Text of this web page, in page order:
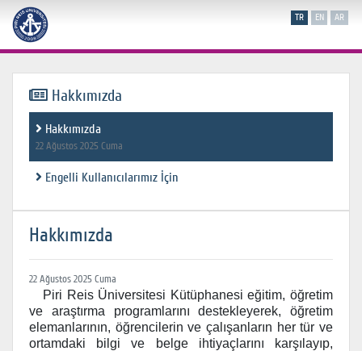
TR EN AR
Hakkımızda
Hakkımızda
22 Ağustos 2025 Cuma
Engelli Kullanıcılarımız İçin
Hakkımızda
22 Ağustos 2025 Cuma
Piri Reis Üniversitesi Kütüphanesi eğitim, öğretim
ve araştırma programlarını destekleyerek, öğretim
elemanlarının, öğrencilerin ve çalışanların her tür ve
ortamdaki bilgi ve belge ihtiyaçlarını karşılayıp,